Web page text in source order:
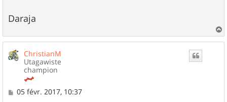
Daraja
a
ChristianM
Utagawiste
champion
M
05 févr. 2017, 10:37